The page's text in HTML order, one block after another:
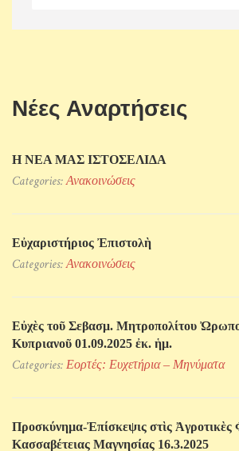
Νέες Αναρτήσεις
Η ΝΕΑ ΜΑΣ ΙΣΤΟΣΕΛΙΔΑ
Categories:Ανακοινώσεις
Εὐχαριστήριος Ἐπιστολὴ
Categories:Ανακοινώσεις
Εὐχὲς τοῦ Σεβασμ. Μητροπολίτου
Κυπριανοῦ 01.09.2025 ἐκ. ἡμ.
Categories: Εορτές: Ευχετήρια – Μηνύματα
Προσκύνηµα-Ἐπίσκεψις στὶς Ἀγροτικὲς
Κασσαβέτειας Μαγνησίας 16.3.2025